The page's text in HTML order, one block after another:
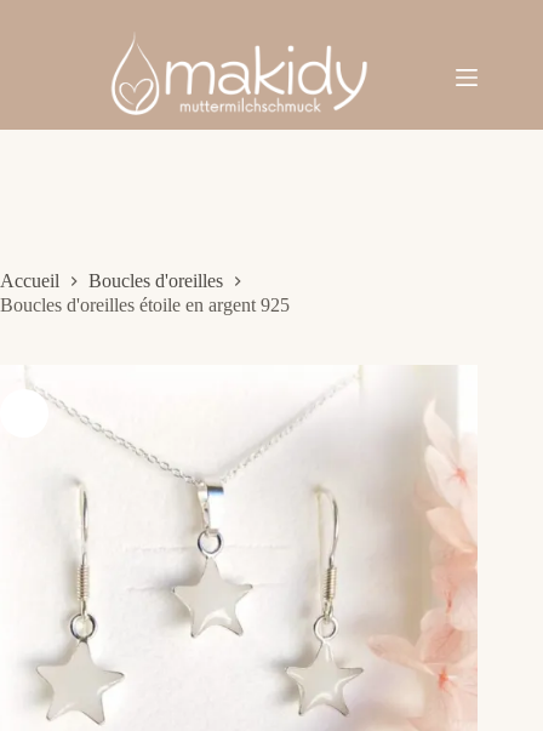
Accueil
Boucles d'oreilles
Boucles d'oreilles étoile en argent 925